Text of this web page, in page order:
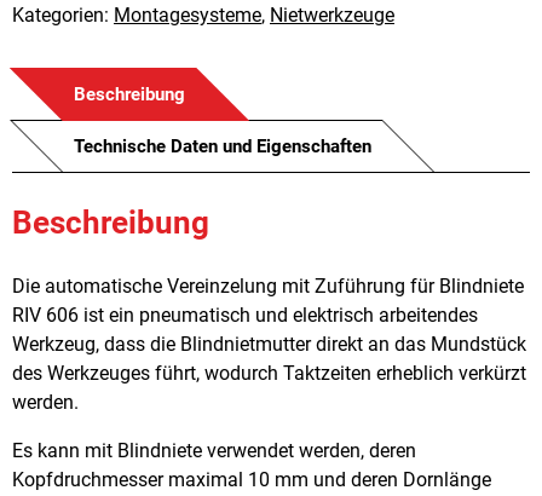
Kategorien: Montagesysteme, Nietwerkzeuge
Beschreibung
Technische Daten und Eigenschaften
Beschreibung
Die automatische Vereinzelung mit Zuführung für Blindniete
RIV 606 ist ein pneumatisch und elektrisch arbeitendes
Werkzeug, dass die Blindnietmutter direkt an das Mundstück
des Werkzeuges führt, wodurch Taktzeiten erheblich verkürzt
werden.
Es kann mit Blindniete verwendet werden, deren
Kopfdruchmesser maximal 10 mm und deren Dornlänge